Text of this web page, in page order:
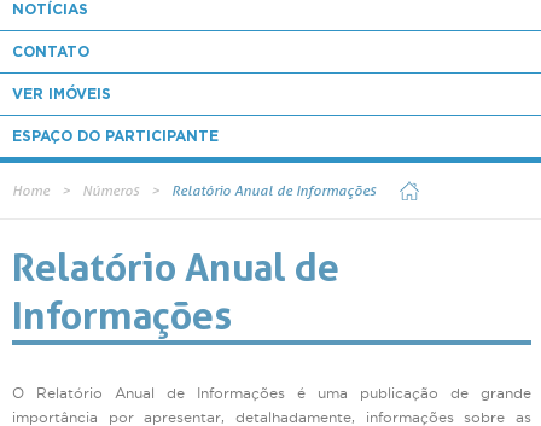
NOTÍCIAS
CONTATO
VER IMÓVEIS
ESPAÇO DO PARTICIPANTE
Home Números Relatório Anual de Informações
Relatório Anual de
Informações
O Relatório Anual de Informações é uma publicação de grande
importância por apresentar, detalhadamente, informações sobre as